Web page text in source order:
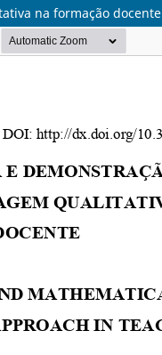
na formação docente